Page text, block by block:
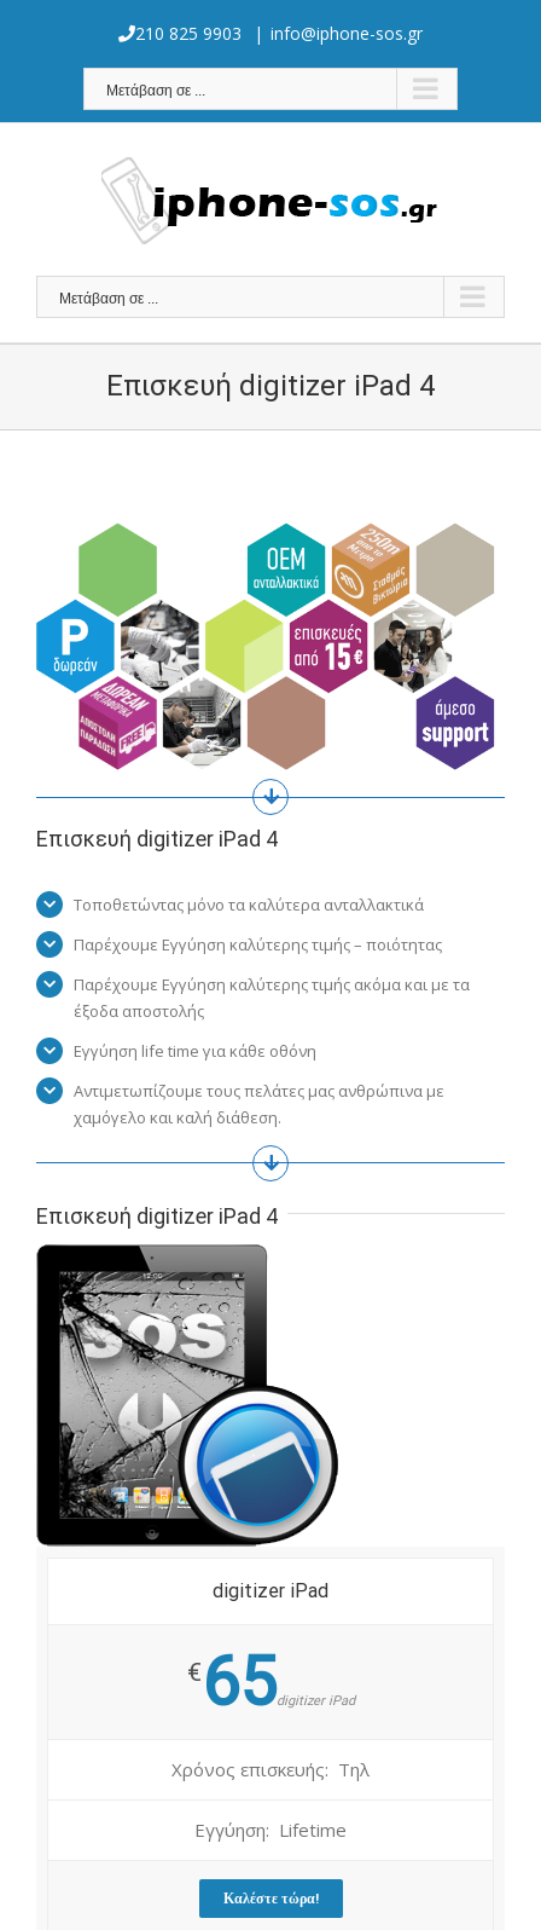
210 825 9903 | info@iphone-sos.gr
Μετάβαση σε ...
Μετάβαση σε ...
Επισκευή digitizer iPad 4
Επισκευή digitizer iPad 4
Τοποθετώντας μόνο τα καλύτερα ανταλλακτικά
Παρέχουμε Εγγύηση καλύτερης τιμής – ποιότητας
Παρέχουμε Εγγύηση καλύτερης τιμής ακόμα και με τα
έξοδα αποστολής
Εγγύηση life time για κάθε οθόνη
Αντιμετωπίζουμε τους πελάτες μας ανθρώπινα με
χαμόγελο και καλή διάθεση.
Επισκευή digitizer iPad 4
digitizer iPad
€ 65digitizer iPad
Χρόνος επισκευής: Τηλ
Εγγύηση: Lifetime
Καλέστε τώρα!